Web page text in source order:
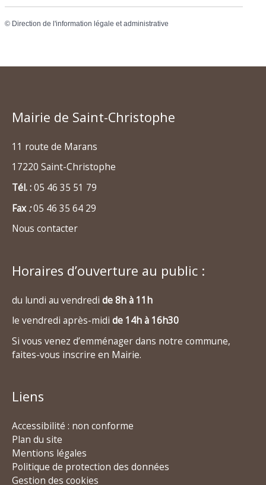
© Direction de l'information légale et administrative
Mairie de Saint-Christophe
11 route de Marans
17220 Saint-Christophe
Tél. :05 46 35 51 79
Fax:05 46 35 64 29
Nous contacter
Horaires d’ouverture au public :
du lundi au vendredi de 8h à 11h
le vendredi après-midi de 14h à 16h30
Si vous venez d’emménager dans notre commune,
faites-vous inscrire en Mairie.
Liens
Accessibilité : non conforme
Plan du site
Mentions légales
Politique de protection des données
Gestion des cookies